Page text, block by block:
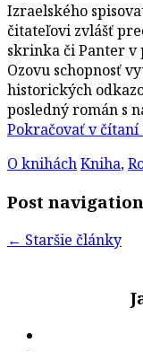
Izraelského
čitateľovi zvlášť
skrinka či Panter v
Ozovu schopnosť
historických
posledný román s
Pokračovať v čítaní
O kniháchKniha,
Post navigation
← Staršie články